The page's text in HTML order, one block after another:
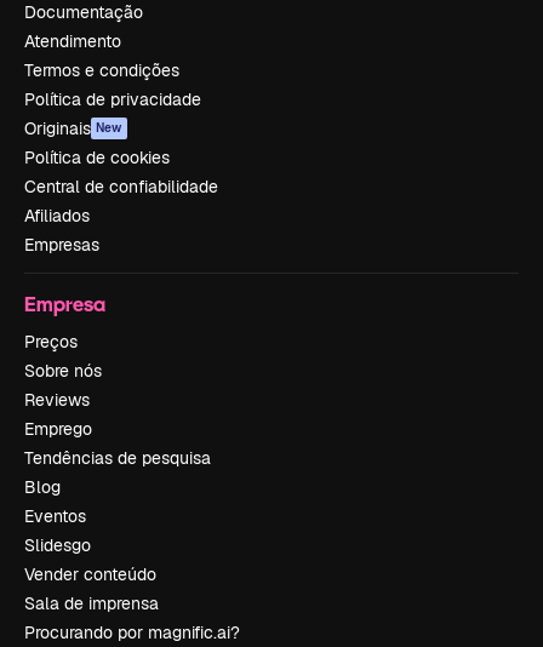
Documentação
Atendimento
Termos e condições
Política de privacidade
Originais New
Política de cookies
Central de confiabilidade
Afiliados
Empresas
Empresa
Preços
Sobre nós
Reviews
Emprego
Tendências de pesquisa
Blog
Eventos
Slidesgo
Vender conteúdo
Sala de imprensa
Procurando por magnific.ai?